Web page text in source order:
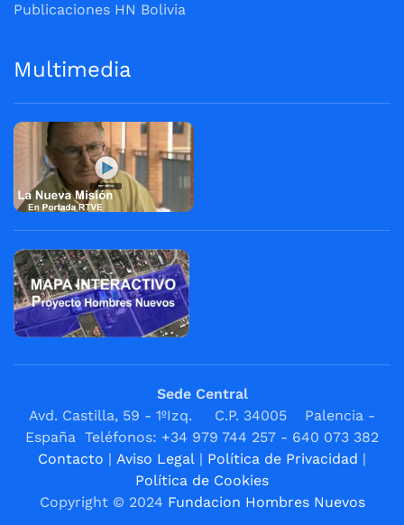
Publicaciones HN Bolivia
Multimedia
Sede Central
Avd. Castilla, 59 - 1ºIzq. C.P. 34005 Palencia -
España Teléfonos: +34 979 744 257 - 640 073 382
Contacto | Aviso Legal | Política de Privacidad |
Política de Cookies
Copyright © 2024 Fundacion Hombres Nuevos